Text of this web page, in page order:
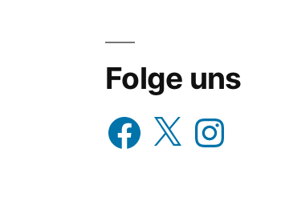
Folge uns
Facebook
X Instagram